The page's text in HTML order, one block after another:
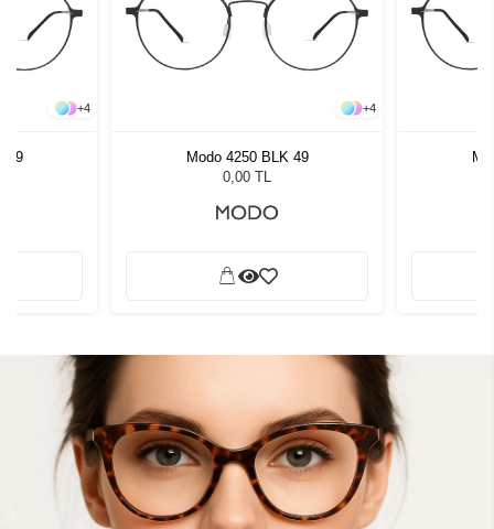
+4
49
+4
Modo 4250 BLK 49
0,00 TL